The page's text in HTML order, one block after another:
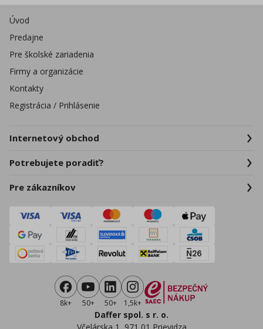
Úvod
Predajne
Pre školské zariadenia
Firmy a organizácie
Kontakty
Registrácia / Prihlásenie
Internetový obchod
Potrebujete poradiť?
Pre zákazníkov
Daffer spol. s r. o.
8k+ 50+ 50+ 1,5k+